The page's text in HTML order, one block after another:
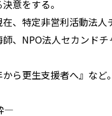
意をする。
、特定非営利活動法
、NPO法人セカンド
ら更生支援者へ』など。
―